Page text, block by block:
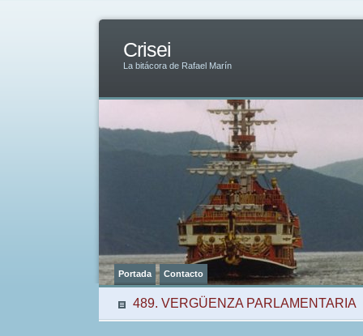
Crisei
La bitácora de Rafael Marín
Portada Contacto
489. VERGÜENZA PARLAMENTARIA